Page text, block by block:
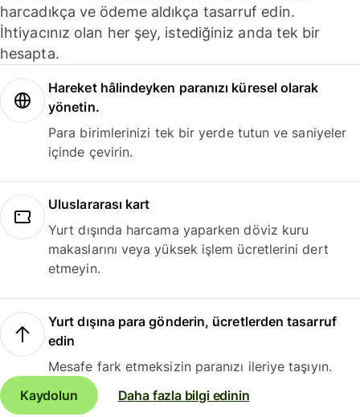
harcadıkça ve ödeme aldıkça tasarruf edin.
İhtiyacınız olan her şey, istediğiniz anda tek bir
hesapta.
Hareket hâlindeyken paranızı küresel olarak
yönetin.
Para birimlerinizi tek bir yerde tutun ve saniyeler
içinde çevirin.
Uluslararası kart
Yurt dışında harcama yaparken döviz kuru
makaslarını veya yüksek işlem ücretlerini dert
etmeyin.
Yurt dışına para gönderin, ücretlerden tasarruf
edin
Mesafe fark etmeksizin paranızı ileriye taşıyın.
Kaydolun
Daha fazla bilgi edinin